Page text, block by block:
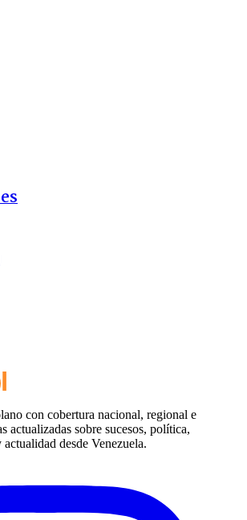
con cobertura nacional, regional e
actualizadas sobre sucesos, política,
desde Venezuela.